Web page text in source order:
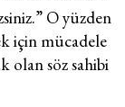
O yüzden
için mücadele
olan söz sahibi